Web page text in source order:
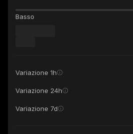
Basso
Variazione 1h
Variazione 24h
Variazione 7d